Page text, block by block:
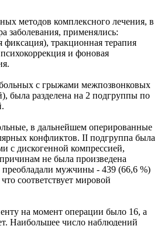
методов комплексного лечения, в
заболевания, применялись:
фиксация), тракционная терапия
и фоновая
с грыжами межпозвонковых
была разделена на 2 подгруппы по
в дальнейшем оперированные
конфликтов. II подгруппа была
с дискогенной компрессией,
не была произведена
мужчины - 439 (66,6 %)
соответствует мировой
на момент операции было 16, а
Наибольшее число наблюдений